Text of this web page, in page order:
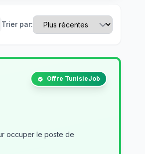
Trier par:
Offre TunisieJob
occuper le poste de